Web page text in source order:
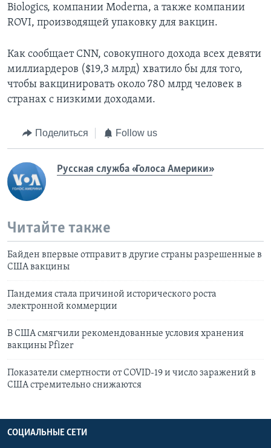
Biologics, компании Moderna, а также компании
ROVI, производящей упаковку для вакцин.
Как сообщает CNN, совокупного дохода всех девяти
миллиардеров ($19,3 млрд) хватило бы для того,
чтобы вакцинировать около 780 млрд человек в
странах с низкими доходами.
Поделиться Follow us
Русская служба «Голоса Америки»
Читайте также
Байден впервые отправит в другие страны разрешенные в
США вакцины
Пандемия стала причиной исторического роста
электронной коммерции
В США смягчили рекомендованные условия хранения
вакцины Pfizer
Показатели смертности от COVID-19 и число заражений в
США стремительно снижаются
СОЦИАЛЬНЫЕ СЕТИ